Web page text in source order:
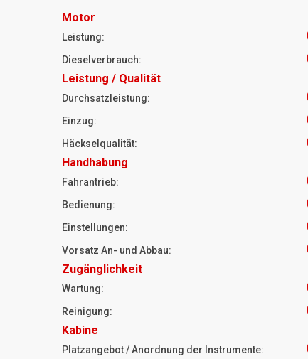
Motor
Leistung:
Dieselverbrauch:
Leistung / Qualität
Durchsatzleistung:
Einzug:
Häckselqualität:
Handhabung
Fahrantrieb:
Bedienung:
Einstellungen:
Vorsatz An- und Abbau:
Zugänglichkeit
Wartung:
Reinigung:
Kabine
Platzangebot / Anordnung der Instrumente: